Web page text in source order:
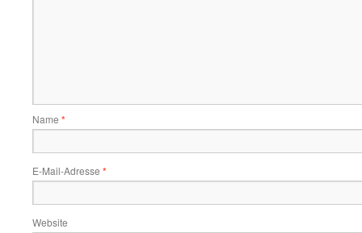
Name *
E-Mail-Adresse *
Website